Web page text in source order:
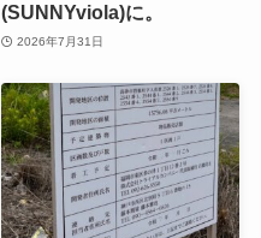
(SUNNYviola)に。
2026年7月31日